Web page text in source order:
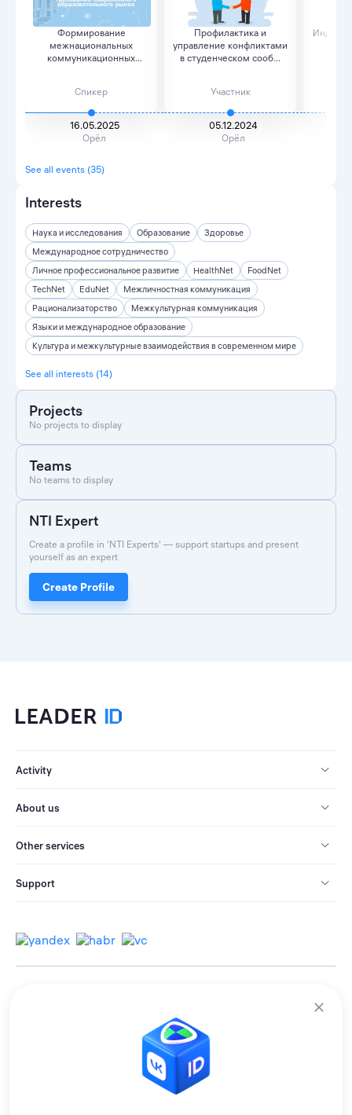
Формирование
межнациональных
коммуникационных
Спикер
16.05.2025
Орёл
Профилактика и
управление конфликтами
в студенческом сооб...
Участник
05.12.2024
Орёл
See all events (35)
Interests
Наука и исследования Образование
Здоровье
Международное сотрудничество
Личное профессиональное развитие
HealthNet
FoodNet
TechNet
EduNet
Межличностная коммуникация
Рационализаторство
Межкультурная коммуникация
Языки и международное образование
Культура и межкультурные взаимодействия в современном мире
See all interests (14)
Projects
No projects to display
Teams
No teams to display
NTI Expert
Create a profile in 'NTI Experts' — support startups and present
yourself as an expert
Create Profile
Activity
About us
Other services
Support
Personal data processing policy
We use cookies to improve services for you.
By remaining on the site, you consent to the collection and processing of